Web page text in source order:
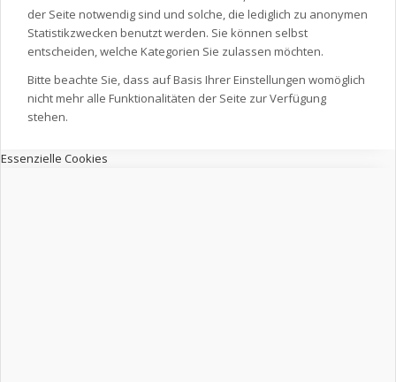
der Seite notwendig sind und solche, die lediglich zu anonymen
Statistikzwecken benutzt werden. Sie können selbst
entscheiden, welche Kategorien Sie zulassen möchten.
Bitte beachte Sie, dass auf Basis Ihrer Einstellungen womöglich
nicht mehr alle Funktionalitäten der Seite zur Verfügung
stehen.
Essenzielle Cookies